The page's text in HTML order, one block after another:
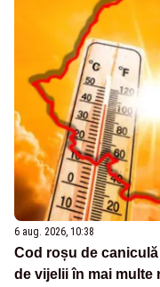
6 aug. 2026, 10:38
Cod roșu de
de vijelii în mai multe